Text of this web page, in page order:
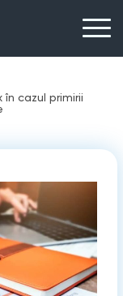
cazul primirii